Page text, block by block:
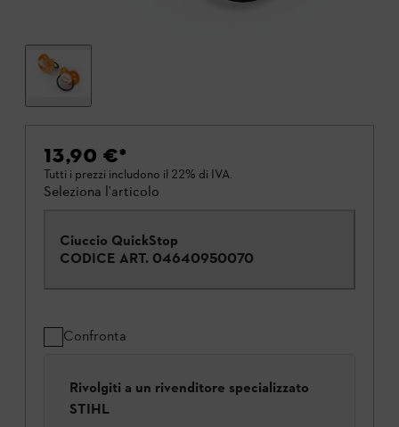
13,90 €*
Tutti i prezzi includono il 22% di IVA.
Seleziona l'articolo
Ciuccio QuickStop
CODICE ART. 04640950070
Confronta
Rivolgiti a un rivenditore specializzato
STIHL